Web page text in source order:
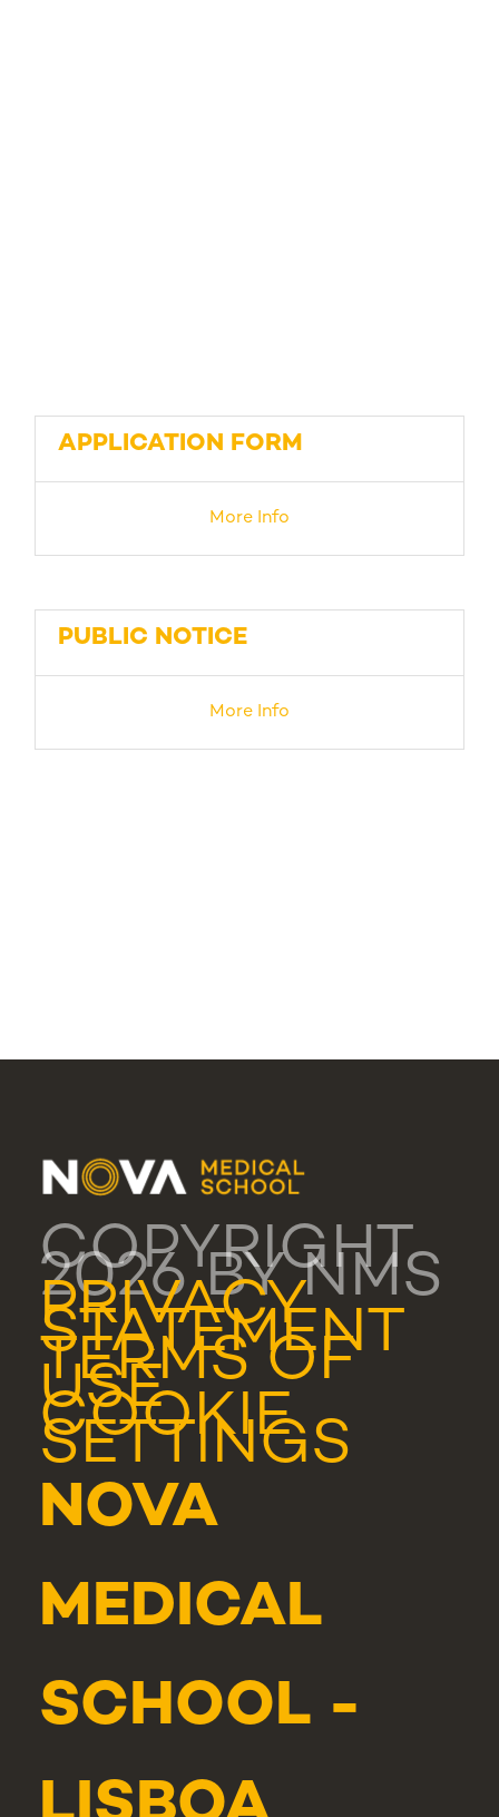
APPLICATION FORM
More Info
PUBLIC NOTICE
More Info
COPYRIGHT
2026 BY NMS
PRIVACY
STATEMENT
TERMS OF
USE
COOKIE
SETTINGS
NOVA
MEDICAL
SCHOOL -